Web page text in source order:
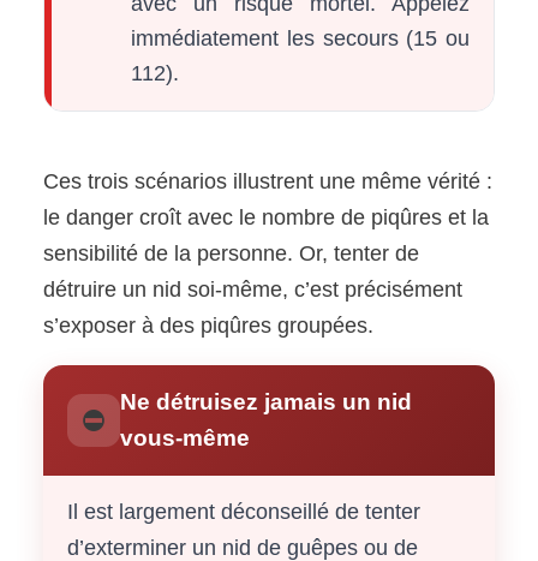
immédiatement les secours (15 ou
112).
Ces trois scénarios illustrent une même vérité :
le danger croît avec le nombre de piqûres et la
sensibilité de la personne. Or, tenter de
détruire un nid soi-même, c’est précisément
s’exposer à des piqûres groupées.
⛔
Ne détruisez jamais un nid
vous-même
Il est largement déconseillé de tenter
d’exterminer un nid de guêpes ou de